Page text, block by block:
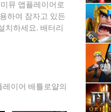
뮤 앱플레이어로
하여 잠자고 있든
치하세요. 배터리
더 재미있게 플
이어 배틀로얄의